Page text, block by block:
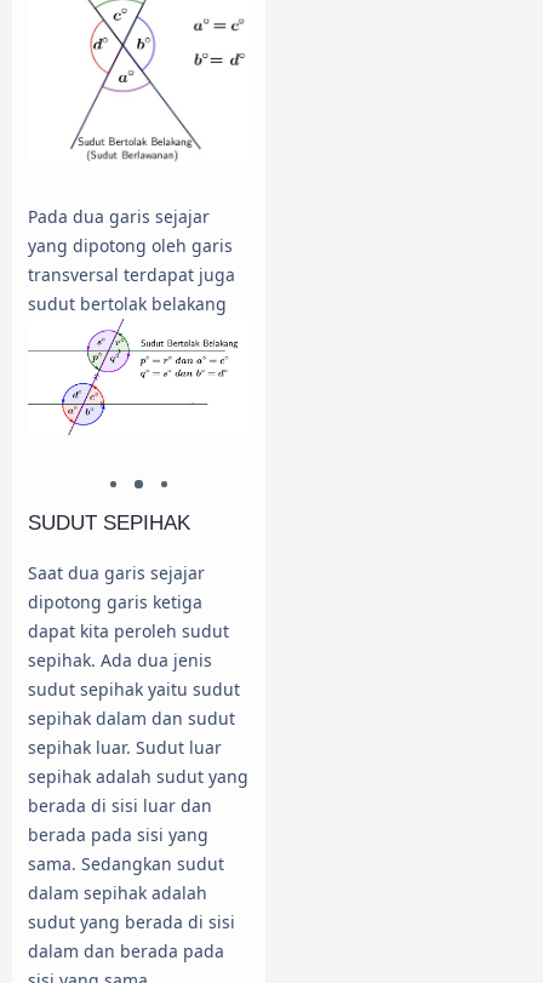
Pada dua garis sejajar
yang dipotong oleh garis
transversal terdapat juga
sudut bertolak belakang
SUDUT SEPIHAK
Saat dua garis sejajar
dipotong garis ketiga
dapat kita peroleh sudut
sepihak. Ada dua jenis
sudut sepihak yaitu sudut
sepihak dalam dan sudut
sepihak luar. Sudut luar
sepihak adalah sudut yang
berada di sisi luar dan
berada pada sisi yang
sama. Sedangkan sudut
dalam sepihak adalah
sudut yang berada di sisi
dalam dan berada pada